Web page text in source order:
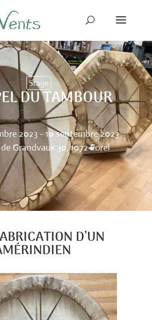
Stage
DU TAMBOUR
2023 - 10 septembre 2023
Grandvaux 30, 1072 Forel
D’UN